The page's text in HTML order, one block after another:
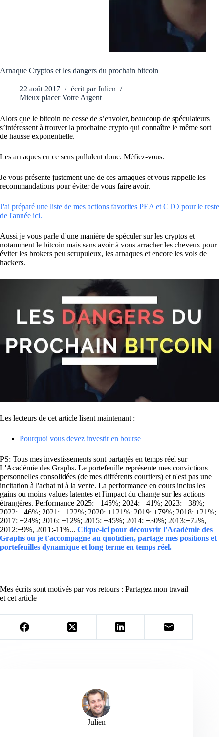
Arnaque Cryptos et les dangers du prochain bitcoin
22 août 2017 écrit par Julien
Mieux placer Votre Argent
Alors que le bitcoin ne cesse de s’envoler, beaucoup de spéculateurs
s’intéressent à trouver la prochaine crypto qui connaître le même sort
de hausse exponentielle.
Les arnaques en ce sens pullulent donc. Méfiez-vous.
Je vous présente justement une de ces arnaques et vous rappelle les
recommandations pour éviter de vous faire avoir.
J'ai préparé une liste de mes actions favorites PEA et CTO pour le reste
de l'année ici.
Aussi je vous parle d’une manière de spéculer sur les cryptos et
notamment le bitcoin mais sans avoir à vous arracher les cheveux pour
éviter les brokers peu scrupuleux, les arnaques et encore les vols de
hackers.
Les lecteurs de cet article lisent maintenant :
Pourquoi vous devez investir en bourse
PS: Tous mes investissements sont partagés en temps réel sur
L'Académie des Graphs. Le portefeuille représente mes convictions
personnelles consolidées (de mes différents courtiers) et n'est pas une
incitation à l'achat ni à la vente. La performance en cours inclus les
gains ou moins values latentes et l'impact du change sur les actions
étrangères. Performance 2025: +145%; 2024: +41%; 2023: +38%;
2022: +46%; 2021: +122%; 2020: +121%; 2019: +79%; 2018: +21%;
2017: +24%; 2016: +12%; 2015: +45%; 2014: +30%; 2013:+72%,
2012:+9%, 2011:-11%... Clique-ici pour découvrir l'Académie des
Graphs où je t'accompagne au quotidien, partage mes positions et
portefeuilles dynamique et long terme en temps réel.
Mes écrits sont motivés par vos retours : Partagez mon travail
et cet article
Julien